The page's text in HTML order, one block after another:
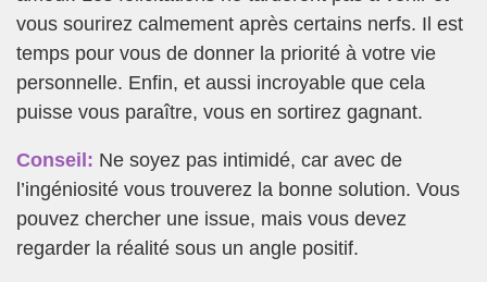
vous sourirez calmement après certains nerfs. Il est
temps pour vous de donner la priorité à votre vie
personnelle. Enfin, et aussi incroyable que cela
puisse vous paraître, vous en sortirez gagnant.
Conseil: Ne soyez pas intimidé, car avec de
l’ingéniosité vous trouverez la bonne solution. Vous
pouvez chercher une issue, mais vous devez
regarder la réalité sous un angle positif.